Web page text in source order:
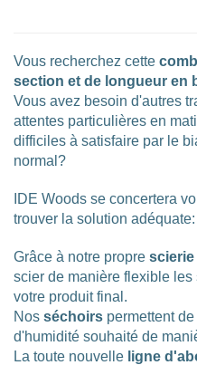
Vous recherchez cette
section et de longueur en
Vous avez besoin d'autres
attentes particulières en
difficiles à satisfaire par le
normal?
IDE Woods se concertera
trouver la solution adéquate:
Grâce à notre propre
scier de manière flexible
votre produit final.
Nos séchoirs permettent
d'humidité souhaité de
La toute nouvelle ligne